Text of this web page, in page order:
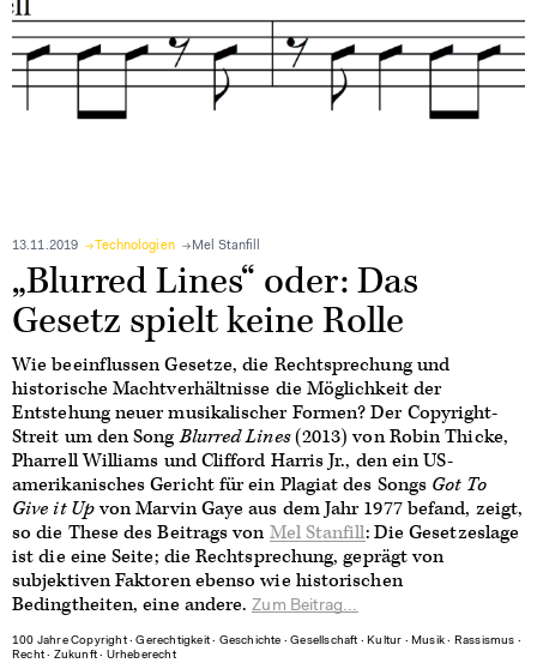
13.11.2019 Technologien Mel Stanfill
„Blurred Lines“ oder: Das
Gesetz spielt keine Rolle
Wie beeinflussen Gesetze, die Rechtsprechung und
historische Machtverhältnisse die Möglichkeit der
Entstehung neuer musikalischer Formen? Der Copyright-
Streit um den SongBlurred Lines(2013) von Robin Thicke,
Pharrell Williams und Clifford Harris Jr., den ein US-
amerikanisches Gericht für ein Plagiat des Songs Got To
Give it Upvon Marvin Gaye aus dem Jahr 1977 befand, zeigt,
so die These des Beitrags von Mel Stanfill: Die Gesetzeslage
ist die eine Seite; die Rechtsprechung, geprägt von
subjektiven Faktoren ebenso wie historischen
Bedingtheiten, eine andere.Zum Beitrag...
100 Jahre Copyright∙Gerechtigkeit ∙ Geschichte ∙Gesellschaft ∙ Kultur ∙ Musik ∙ Rassismus ∙
Recht ∙ Zukunft ∙ Urheberecht